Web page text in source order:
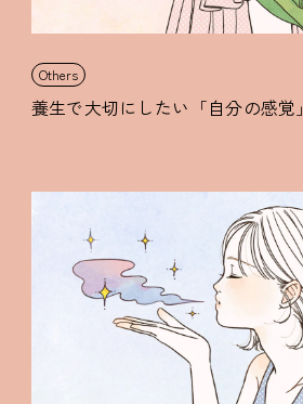
Others
養生で大切にしたい「自分の感覚」